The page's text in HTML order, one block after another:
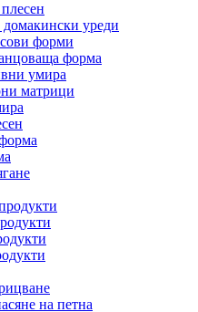
уреди
форми
форма
умира
матрици
на петна